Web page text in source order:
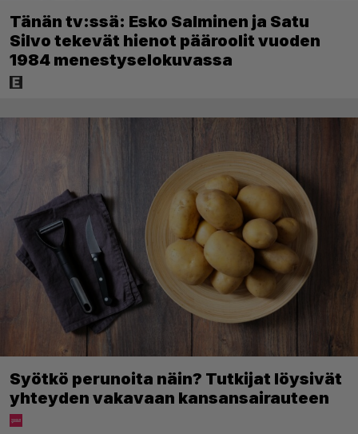
Tänän tv:ssä: Esko Salminen ja Satu
Silvo tekevät hienot pääroolit vuoden
1984 menestyselokuvassa
Syötkö perunoita näin? Tutkijat löysivät
yhteyden vakavaan kansansairauteen